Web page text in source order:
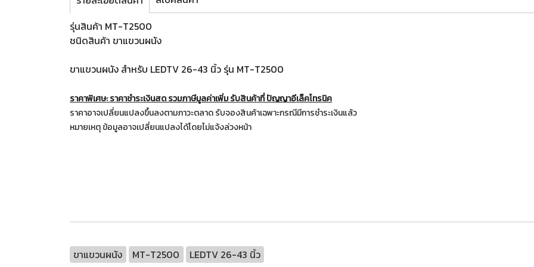
รุ่นสินค้า MT-T2500
ชนิดสินค้า ขาแขวนผนัง
ขาแขวนผนัง สำหรับ LEDTV 26-43 นิ้ว รุ่น MT-T2500
ราคาพิเศษ: ราคาชำระเงินสด รวมภาษีมูลค่าเพิ่ม รับสินค้าที่ ปัญญาอีเล็คโทรนิค
ราคาอาจเปลี่ยนแปลงขึ้นลงตามภาวะตลาด รับจองสินค้าเฉพาะกรณีมีการชำระเงินแล้ว
หมายเหตุ ข้อมูลอาจเปลี่ยนแปลงได้โดยไม่แจ้งล่วงหน้า
ขาแขวนผนัง MT-T2500 LEDTV 26-43 นิ้ว